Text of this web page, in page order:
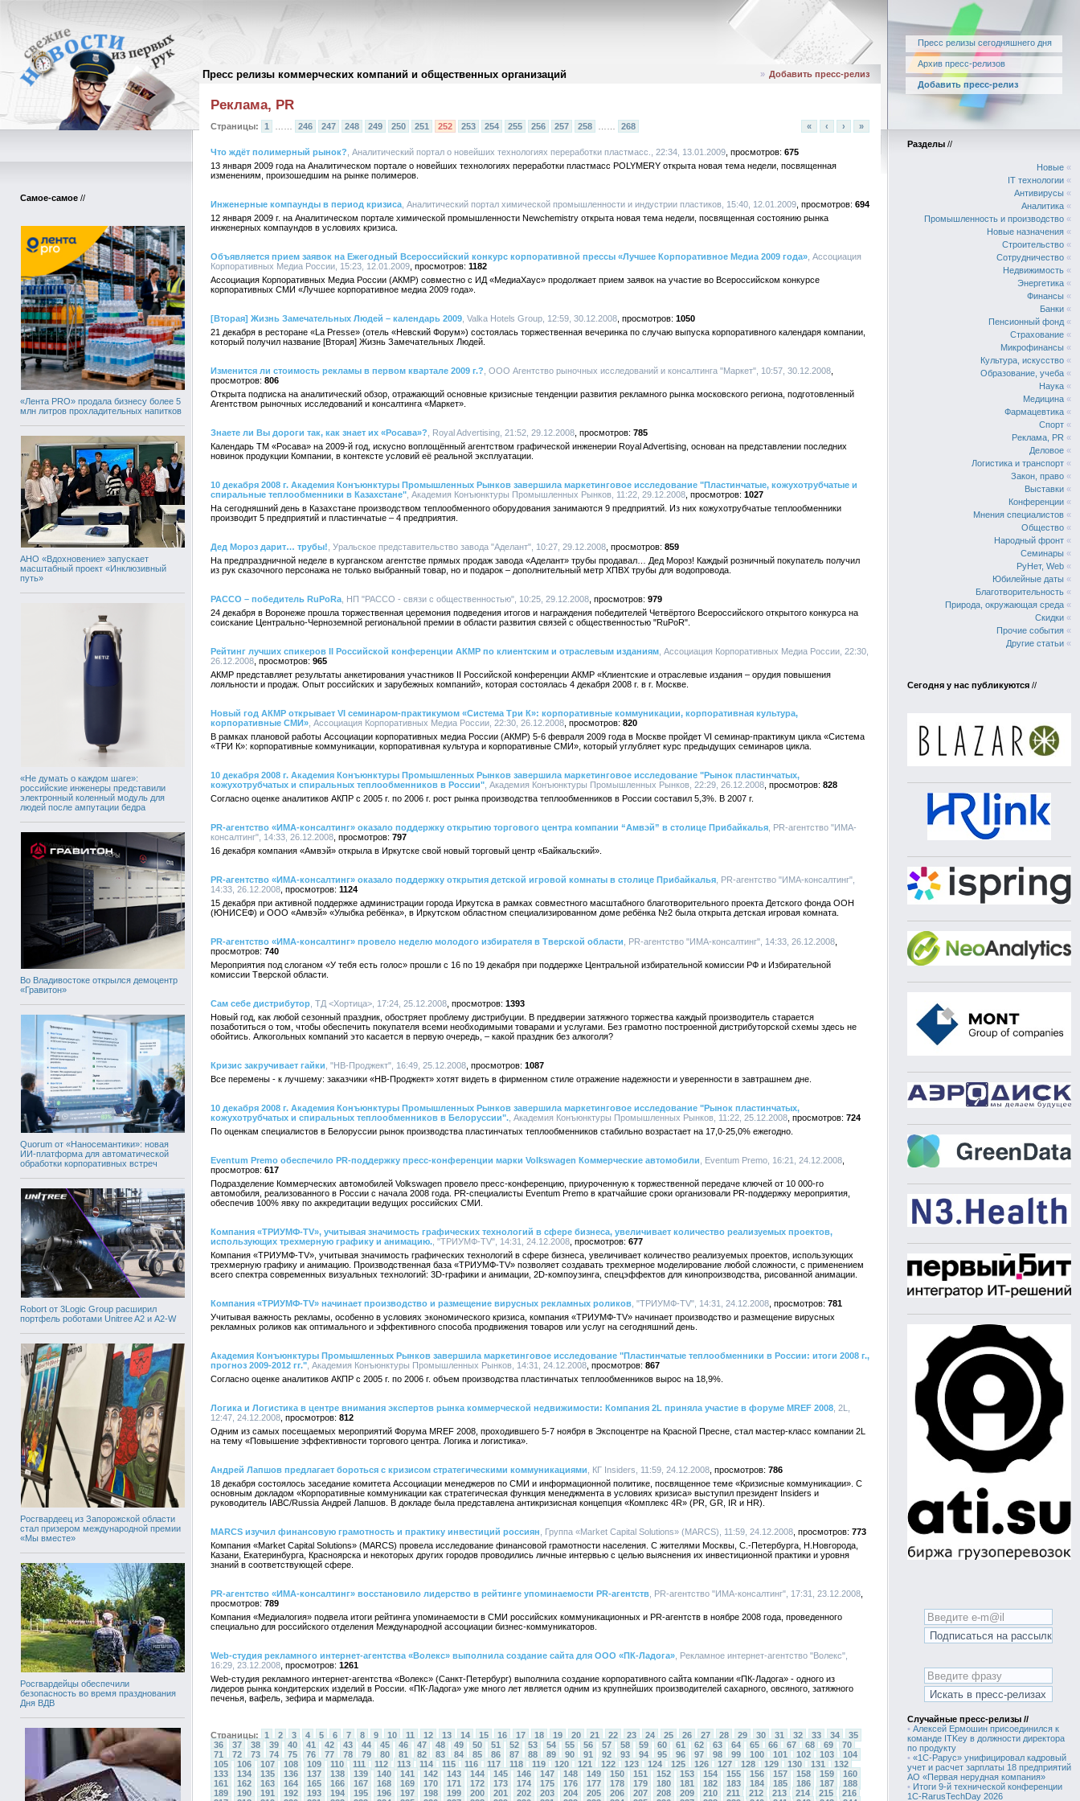
Пресс релизы коммерческих компаний и общественных организаций
Пресс релизы сегодняшнего дня
Архив пресс-релизов
Добавить пресс-релиз
Самое-самое //
«Лента PRO» продала бизнесу более 5
млн литров прохладительных напитков
АНО «Вдохновение» запускает
масштабный проект «Инклюзивный
путь»
«Не думать о каждом шаге»:
российские инженеры представили
электронный коленный модуль для
людей после ампутации бедра
Во Владивостоке открылся демоцентр
«Гравитон»
Quorum от «Наносемантики»: новая
ИИ-платформа для автоматической
обработки корпоративных встреч
Robort от 3Logic Group расширил
портфель роботами Unitree A2 и A2-W
Росгвардеец из Запорожской области
стал призером международной премии
«Мы вместе»
Росгвардейцы обеспечили
безопасность во время празднования
Дня ВДВ
Архив пресс-релизов// » Добавить пресс-релиз
Реклама, PR
Страницы: 1 246 247 248 249 250 251 252 253 254 255 256 257 258 268 « ‹ › »
Что ждёт полимерный рынок? , Аналитический портал о новейших технологиях переработки пластмасс., 22:34, 13.01.2009
675
13 января 2009 года на Аналитическом портале о новейших технологиях переработки пластмасс POLYMERY открыта новая тема недели, посвященная
изменениям, произошедшим на рынке полимеров.
Инженерные компаунды в период кризиса , Аналитический портал химической промышленности и индустрии пластиков, 15:40, 12.01.2009
694
12 января 2009 г. на Аналитическом портале химической промышленности Newchemistry открыта новая тема недели, посвященная состоянию рынка
инженерных компаундов в условиях кризиса.
Объявляется прием заявок на Ежегодный Всероссийский конкурс корпоративной прессы «Лучшее Корпоративное Медиа 2009 года» , Ассоциация
Корпоративных Медиа России, 15:23, 12.01.2009
1182
Ассоциация Корпоративных Медиа России (АКМР) совместно с ИД «МедиаХаус» продолжает прием заявок на участие во Всероссийском конкурсе
корпоративных СМИ «Лучшее корпоративное медиа 2009 года».
[Вторая] Жизнь Замечательных Людей – календарь 2009 , Valka Hotels Group, 12:59, 30.12.2008
1050
21 декабря в ресторане «La Presse» (отель «Невский Форум») состоялась торжественная вечеринка по случаю выпуска корпоративного календаря компании,
который получил название [Вторая] Жизнь Замечательных Людей.
Изменится ли стоимость рекламы в первом квартале 2009 г.? , ООО Агентство рыночных исследований и консалтинга "Маркет", 10:57, 30.12.2008
806
Открыта подписка на аналитический обзор, отражающий основные кризисные тенденции развития рекламного рынка московского региона, подготовленный
Агентством рыночных исследований и консалтинга «Маркет».
Знаете ли Вы дороги так, как знает их «Росава»? , Royal Advertising, 21:52, 29.12.2008
785
Календарь ТМ «Росава» на 2009-й год, искусно воплощённый агентством графической инженерии Royal Advertising, основан на представлении последних
новинок продукции Компании, в контексте условий её реальной эксплуатации.
10 декабря 2008 г. Академия Конъюнктуры Промышленных Рынков завершила маркетинговое исследование "Пластинчатые, кожухотрубчатые и
спиральные теплообменники в Казахстане" , Академия Конъюнктуры Промышленных Рынков, 11:22, 29.12.2008
1027
На сегодняшний день в Казахстане производством теплообменного оборудования занимаются 9 предприятий. Из них кожухотрубчатые теплообменники
производит 5 предприятий и пластинчатые – 4 предприятия.
Дед Мороз дарит… трубы! , Уральское представительство завода "Аделант", 10:27, 29.12.2008
859
На предпраздничной неделе в курганском агентстве прямых продаж завода «Аделант» трубы продавал… Дед Мороз! Каждый розничный покупатель получил
из рук сказочного персонажа не только выбранный товар, но и подарок – дополнительный метр ХПВХ трубы для водопровода.
РАССО – победитель RuPoRа , НП "РАССО - связи с общественностью", 10:25, 29.12.2008
979
24 декабря в Воронеже прошла торжественная церемония подведения итогов и награждения победителей Четвёртого Всероссийского открытого конкурса на
соискание Центрально-Черноземной региональной премии в области развития связей с общественностью "RuPoR".
Рейтинг лучших спикеров II Российской конференции АКМР по клиентским и отраслевым изданиям , Ассоциация Корпоративных Медиа России, 22:30,
26.12.2008
965
АКМР представляет результаты анкетирования участников II Российской конференции АКМР «Клиентские и отраслевые издания – орудия повышения
лояльности и продаж. Опыт российских и зарубежных компаний», которая состоялась 4 декабря 2008 г. в г. Москве.
Новый год АКМР открывает VI семинаром-практикумом «Система Три К»: корпоративные коммуникации, корпоративная культура,
корпоративные СМИ» , Ассоциация Корпоративных Медиа России, 22:30, 26.12.2008
820
В рамках плановой работы Ассоциации корпоративных медиа России (АКМР) 5-6 февраля 2009 года в Москве пройдет VI семинар-практикум цикла «Система
«ТРИ К»: корпоративные коммуникации, корпоративная культура и корпоративные СМИ», который углубляет курс предыдущих семинаров цикла.
10 декабря 2008 г. Академия Конъюнктуры Промышленных Рынков завершила маркетинговое исследование "Рынок пластинчатых,
кожухотрубчатых и спиральных теплообменников в России" , Академия Конъюнктуры Промышленных Рынков, 22:29, 26.12.2008
828
Согласно оценке аналитиков АКПР с 2005 г. по 2006 г. рост рынка производства теплообменников в России составил 5,3%. В 2007 г.
PR-агентство «ИМА-консалтинг» оказало поддержку открытию торгового центра компании “Амвэй” в столице Прибайкалья , PR-агентство "ИМА-
консалтинг", 14:33, 26.12.2008
797
16 декабря компания «Амвэй» открыла в Иркутске свой новый торговый центр «Байкальский».
PR-агентство «ИМА-консалтинг» оказало поддержку открытия детской игровой комнаты в столице Прибайкалья , PR-агентство "ИМА-консалтинг",
14:33, 26.12.2008
1124
15 декабря при активной поддержке администрации города Иркутска в рамках совместного масштабного благотворительного проекта Детского фонда ООН
(ЮНИСЕФ) и ООО «Амвэй» «Улыбка ребёнка», в Иркутском областном специализированном доме ребёнка №2 была открыта детская игровая комната.
PR-агентство «ИМА-консалтинг» провело неделю молодого избирателя в Тверской области , PR-агентство "ИМА-консалтинг", 14:33, 26.12.2008
740
Мероприятия под слоганом «У тебя есть голос» прошли с 16 по 19 декабря при поддержке Центральной избирательной комиссии РФ и Избирательной
комиссии Тверской области.
Сам себе дистрибутор , ТД <Хортица>, 17:24, 25.12.2008
1393
Новый год, как любой сезонный праздник, обостряет проблему дистрибуции. В преддверии затяжного торжества каждый производитель старается
позаботиться о том, чтобы обеспечить покупателя всеми необходимыми товарами и услугами. Без грамотно построенной дистрибуторской схемы здесь не
обойтись. Алкогольных компаний это касается в первую очередь, – какой праздник без алкоголя?
Кризис закручивает гайки , "НВ-Проджект", 16:49, 25.12.2008
1087
Все перемены - к лучшему: заказчики «НВ-Проджект» хотят видеть в фирменном стиле отражение надежности и уверенности в завтрашнем дне.
10 декабря 2008 г. Академия Конъюнктуры Промышленных Рынков завершила маркетинговое исследование "Рынок пластинчатых,
кожухотрубчатых и спиральных теплообменников в Белоруссии". , Академия Конъюнктуры Промышленных Рынков, 11:22, 25.12.2008
724
По оценкам специалистов в Белоруссии рынок производства пластинчатых теплообменников стабильно возрастает на 17,0-25,0% ежегодно.
Eventum Premo обеспечило PR-поддержку пресс-конференции марки Volkswagen Коммерческие автомобили , Eventum Premo, 16:21, 24.12.2008
617
Подразделение Коммерческих автомобилей Volkswagen провело пресс-конференцию, приуроченную к торжественной передаче ключей от 10 000-го
автомобиля, реализованного в России с начала 2008 года. PR-специалисты Eventum Premo в кратчайшие сроки организовали PR-поддержку мероприятия,
обеспечив 100% явку по аккредитации ведущих российских СМИ.
Компания «ТРИУМФ-TV», учитывая значимость графических технологий в сфере бизнеса, увеличивает количество реализуемых проектов,
использующих трехмерную графику и анимацию. , "ТРИУМФ-TV", 14:31, 24.12.2008
677
Компания «ТРИУМФ-TV», учитывая значимость графических технологий в сфере бизнеса, увеличивает количество реализуемых проектов, использующих
трехмерную графику и анимацию. Производственная база «ТРИУМФ-TV» позволяет создавать трехмерное моделирование любой сложности, с применением
всего спектра современных визуальных технологий: 3D-графики и анимации, 2D-компоузинга, спецэффектов для кинопроизводства, рисованной анимации.
Компания «ТРИУМФ-TV» начинает производство и размещение вирусных рекламных роликов , "ТРИУМФ-TV", 14:31, 24.12.2008
781
Учитывая важность рекламы, особенно в условиях экономического кризиса, компания «ТРИУМФ-TV» начинает производство и размещение вирусных
рекламных роликов как оптимального и эффективного способа продвижения товаров или услуг на сегодняшний день.
Академия Конъюнктуры Промышленных Рынков завершила маркетинговое исследование "Пластинчатые теплообменники в России: итоги 2008 г.,
прогноз 2009-2012 гг." , Академия Конъюнктуры Промышленных Рынков, 14:31, 24.12.2008
867
Согласно оценке аналитиков АКПР с 2005 г. по 2006 г. объем производства пластинчатых теплообменников вырос на 18,9%.
Логика и Логистика в центре внимания экспертов рынка коммерческой недвижимости: Компания 2L приняла участие в форуме MREF 2008 , 2L,
12:47, 24.12.2008
812
Одним из самых посещаемых мероприятий Форума MREF 2008, проходившего 5-7 ноября в Экспоцентре на Красной Пресне, стал мастер-класс компании 2L
на тему «Повышение эффективности торгового центра. Логика и логистика».
Андрей Лапшов предлагает бороться с кризисом стратегическими коммуникациями , КГ Insiders, 11:59, 24.12.2008
786
18 декабря состоялось заседание комитета Ассоциации менеджеров по СМИ и информационной политике, посвященное теме «Кризисные коммуникации». С
основным докладом «Корпоративные коммуникации как стратегическая функция менеджмента в условиях кризиса» выступил президент Insiders и
руководитель IABC/Russia Андрей Лапшов. В докладе была представлена антикризисная концепция «Комплекс 4R» (PR, GR, IR и HR).
MARCS изучил финансовую грамотность и практику инвестиций россиян , Группа «Market Capital Solutions» (MARCS), 11:59, 24.12.2008
773
Компания «Market Capital Solutions» (MARCS) провела исследование финансовой грамотности населения. С жителями Москвы, С.-Петербурга, Н.Новгорода,
Казани, Екатеринбурга, Красноярска и некоторых других городов проводились личные интервью с целью выяснения их инвестиционной практики и уровня
знаний в соответствующей сфере.
PR-агентство «ИМА-консалтинг» восстановило лидерство в рейтинге упоминаемости PR-агентств , PR-агентство "ИМА-консалтинг", 17:31, 23.12.2008
789
Компания «Медиалогия» подвела итоги рейтинга упоминаемости в СМИ российских коммуникационных и PR-агентств в ноябре 2008 года, проведенного
специально для российского отделения Международной ассоциации бизнес-коммуникаторов.
Web-студия рекламного интернет-агентства «Волекс» выполнила создание сайта для ООО «ПК-Ладога» , Рекламное интернет-агентство "Волекс",
16:29, 23.12.2008
1261
Web-студия рекламного интернет-агентства «Волекс» (Санкт-Петербург) выполнила создание корпоративного сайта компании «ПК-Ладога» - одного из
лидеров рынка кондитерских изделий в России. «ПК-Ладога» уже много лет является одним из крупнейших производителей сахарного, овсяного, затяжного
печенья, вафель, зефира и мармелада.
Страницы: 1 2 3 4 5 6 7 8 9 10 11 12 13 14 15 16 17 18 19 20 21 22 23 24 25 26 27 28 29 30 31 32 33 34
35
36
37 38 39 40 41 42 43 44 45 46 47 48 49 50 51 52 53 54 55 56 57 58 59 60 61 62 63 64 65 66 67 68 69
70
71
72 73 74 75 76 77 78 79 80 81 82 83 84 85 86 87 88 89 90 91 92 93 94 95 96 97 98 99 100 101 102 103
104
105
106 107 108 109 110 111 112 113 114 115 116 117 118 119 120 121 122 123 124 125 126 127 128 129 130 131
132
133
134 135 136 137 138 139 140 141 142 143 144 145 146 147 148 149 150 151 152 153 154 155 156 157 158 159
160
161
162 163 164 165 166 167 168 169 170 171 172 173 174 175 176 177 178 179 180 181 182 183 184 185 186 187
188
189
190 191 192 193 194 195 196 197 198 199 200 201 202 203 204 205 206 207 208 209 210 211 212 213 214 215
216
Разделы //
Новые «
IT технологии «
Антивирусы «
Аналитика «
Промышленность и производство «
Новые назначения «
Строительство «
Сотрудничество «
Недвижимость «
Энергетика «
Финансы «
Банки «
Пенсионный фонд «
Страхование «
Микрофинансы «
Культура, искусство «
Образование, учеба «
Наука «
Медицина «
Фармацевтика «
Спорт «
Реклама, PR «
Деловое «
Логистика и транспорт «
Закон, право «
Выставки «
Конференции «
Мнения специалистов «
Общество «
Народный фронт «
Семинары «
РуНет, Web «
Юбилейные даты «
Благотворительность «
Природа, окружающая среда «
Скидки «
Прочие события «
Другие статьи «
Сегодня у нас публикуются //
Случайные пресс-релизы //
• Алексей Ермошин присоединился к
команде ITKey в должности директора
по продукту
• «1С-Рарус» унифицировал кадровый
учет и расчет зарплаты 18 предприятий
АО «Первая нерудная компания»
• Итоги 9-й технической конференции
1C-RarusTechDay 2026